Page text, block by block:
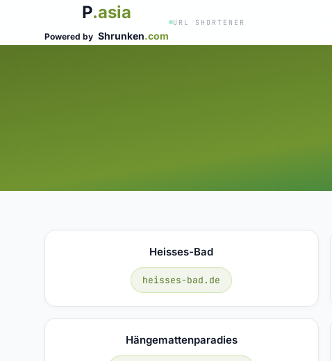
P.asia
Powered by Shrunken.com
URL SHORTENER
Heisses-Bad
heisses-bad.de
Hängemattenparadies